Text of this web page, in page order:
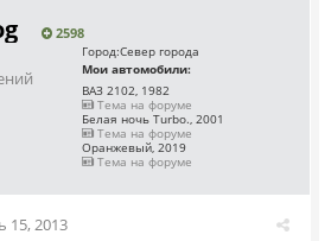
2598
Город:Север города
Мои автомобили:
ВАЗ 2102, 1982
Тема на форуме
Белая ночь Turbo., 2001
Тема на форуме
Оранжевый, 2019
Тема на форуме
15, 2013